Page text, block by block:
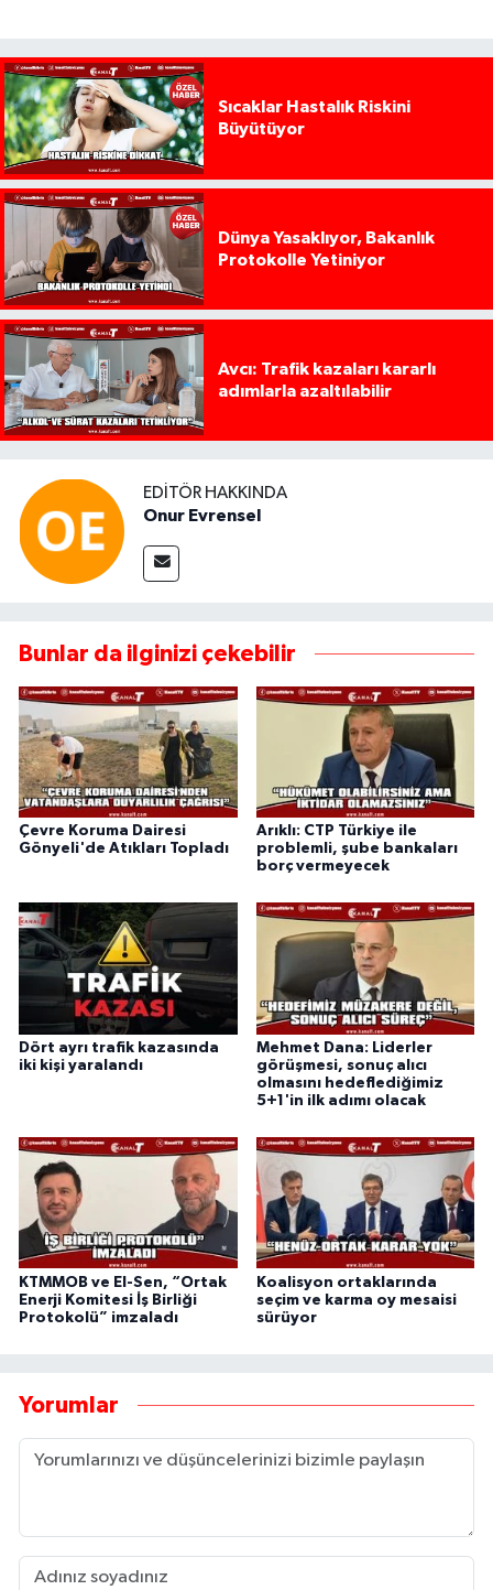
Sıcaklar Hastalık Riskini
Büyütüyor
Dünya Yasaklıyor, Bakanlık
Protokolle Yetiniyor
Avcı: Trafik kazaları kararlı
adımlarla azaltılabilir
EDITÖR HAKKINDA
Onur Evrensel
Bunlar da ilginizi çekebilir
Çevre Koruma Dairesi
Gönyeli'de Atıkları Topladı
Arıklı: CTP Türkiye ile
problemli, şube bankaları
borç vermeyecek
Dört ayrı trafik kazasında
iki kişi yaralandı
Mehmet Dana: Liderler
görüşmesi, sonuç alıcı
olmasını hedeflediğimiz
5+1'in ilk adımı olacak
KTMMOB ve El-Sen, “Ortak
Enerji Komitesi İş Birliği
Protokolü” imzaladı
Koalisyon ortaklarında
seçim ve karma oy mesaisi
sürüyor
Yorumlar